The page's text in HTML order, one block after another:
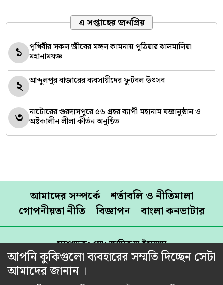
এ সপ্তাহের জনপ্রিয়
১ পৃথিবীর সকল জীবের মঙ্গল কামনায় পুঠিয়ার ঝালমালিয়া
মহানামযজ্ঞ
২ আব্দুলপুর বাজারের ব্যবসায়ীদের ফুটবল উৎসব
৩ নাটোরের গুরদাসপুরে ৫৬ প্রহর ব্যাপী মহানাম যজ্ঞানুষ্ঠান ও
অষ্টকালীন লীলা কীর্তন অনুষ্ঠিত
আমাদের সম্পর্কে
শর্তাবলি ও নীতিমালা
গোপনীয়তা নীতি
বিজ্ঞাপন বাংলা কনভাটার
সম্পাদক: মো: জামিরুল ইসলাম
প্রকাশক: রেজাউল করিম শামীম
প্রধান কার্যালয়: তিতাস রোড, ব্যাংক কলোনি, পূর্ব রামপুরা,
আপনি কুকিগুলো ব্যবহারের সম্মতি দিচ্ছেন সেটা
আমাদের জানান ।